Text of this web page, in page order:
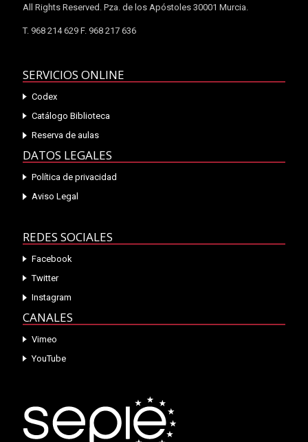
All Rights Reserved. Pza. de los Apóstoles 30001 Murcia.
T. 968 214 629 F. 968 217 636
SERVICIOS ONLINE
Codex
Catálogo Biblioteca
Reserva de aulas
DATOS LEGALES
Política de privacidad
Aviso Legal
REDES SOCIALES
Facebook
Twitter
Instagram
CANALES
Vimeo
YouTube